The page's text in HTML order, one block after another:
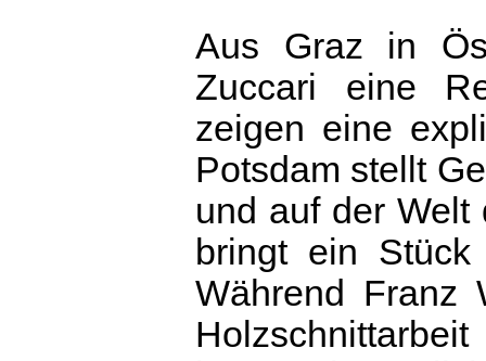
Aus Graz in
Zuccari eine
zeigen eine
Potsdam stellt
und auf der Welt
bringt ein
Während Franz